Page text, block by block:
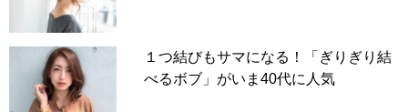
１つ結びもサマになる！「ぎりぎり結
べるボブ」がいま40代に人気